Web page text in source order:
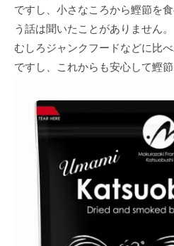
ですし、小さなころから鰹節を
う話は聞いたことがありません。
むしろジャンクフードなどに比
ですし、これからも安心して鰹節